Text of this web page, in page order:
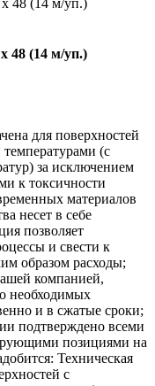
48 (14 м/уп.)
для поверхностей
(с
за исключением
к токсичности
материалов
несет в себе
позволяет
и свести к
образом расходы;
компанией,
необходимых
и в сжатые сроки;
подтверждено всеми
позициями на
Техническая
с